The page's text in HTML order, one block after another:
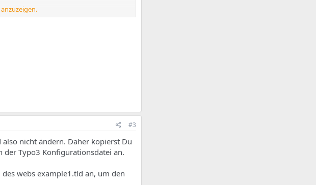
#3
nicht ändern. Daher kopierst Du
der Typo3 Konfigurationsdatei an.
webs example1.tld an, um den